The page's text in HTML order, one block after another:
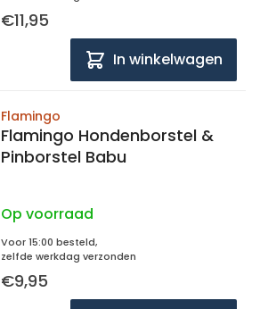
€11,95
In winkelwagen
Flamingo
Flamingo Hondenborstel &
Pinborstel Babu
Op voorraad
Voor 15:00 besteld,
zelfde werkdag verzonden
€9,95